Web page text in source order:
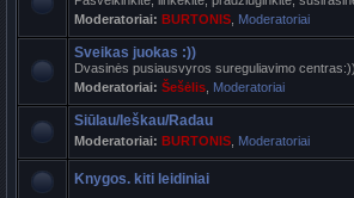
Moderatoriai: BURTONIS Moderatoriai
Sveikas juokas :))
Dvasinės pusiausvyros sureguliavimo centras:))
Moderatoriai: Šešėlis Moderatoriai
Siūlau/Ieškau/Radau
Moderatoriai: BURTONIS Moderatoriai
Knygos. kiti leidiniai